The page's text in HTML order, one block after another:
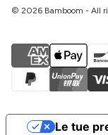
© 2026 Bamboom - All
Le tue